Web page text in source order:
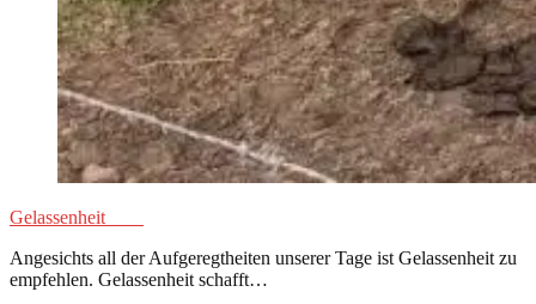
Gelassenheit
Angesichts all der Aufgeregtheiten unserer Tage ist Gelassenheit zu
empfehlen. Gelassenheit schafft…